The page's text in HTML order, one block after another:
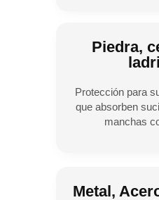
Piedra,
Protección para
que absorben
manchas
Metal,